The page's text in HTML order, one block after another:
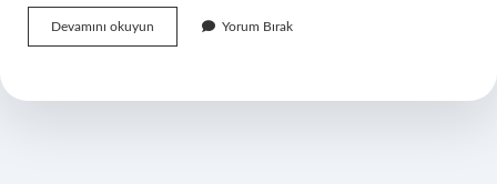
Devamını okuyun
Hangi
Tercih
Yorum Bırak